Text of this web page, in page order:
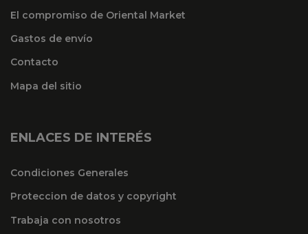
El compromiso de Oriental Market
Gastos de envío
Contacto
Mapa del sitio
ENLACES DE INTERÉS
Condiciones Generales
Proteccion de datos y copyright
Trabaja con nosotros